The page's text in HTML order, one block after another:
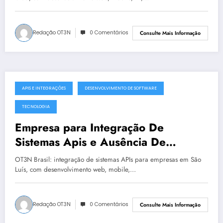
Redação OT3N 0 Comentários Consulte Mais Informação
julho 19, 2025
APIS E INTEGRAÇÕES DESENVOLVIMENTO DE SOFTWARE
TECNOLOGIA
Empresa para Integração De
Sistemas Apis e Ausência De
Governança Técnica em São Luís |
OT3N Brasil – Guia 2199
OT3N Brasil: integração de sistemas APIs para empresas em São
Luís, com desenvolvimento web, mobile,…
Redação OT3N 0 Comentários Consulte Mais Informação